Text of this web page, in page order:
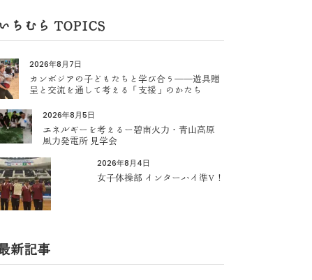
いちむら TOPICS
2026年8月7日
カンボジアの子どもたちと学び合う――遊具贈
呈と交流を通して考える「支援」のかたち
2026年8月5日
エネルギーを考えるー碧南火力・青山高原
風力発電所 見学会
2026年8月4日
女子体操部 インターハイ準V！
新記事